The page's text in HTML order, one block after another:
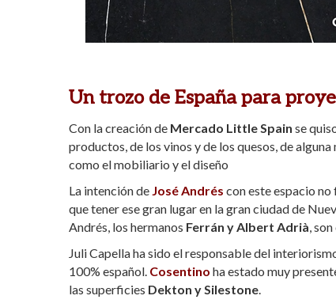
Un trozo de España para
Con la creación de Mercado Little Spain se
productos, de los vinos y de los quesos, de
como el mobiliario y el diseño
La intención de José Andrés con este espacio no
que tener ese gran lugar en la gran ciudad de
Andrés, los hermanos Ferrán y Albert Adrià,
Juli Capella ha sido el responsable del
100% español. Cosentino ha estado muy
las superficies Dekton y Silestone.